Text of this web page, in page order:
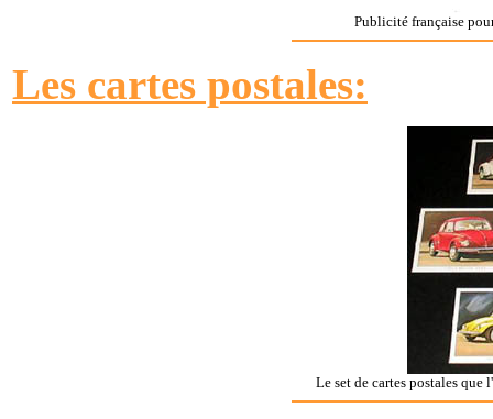
Publicité française
Les cartes postales:
Le set de cartes postales que